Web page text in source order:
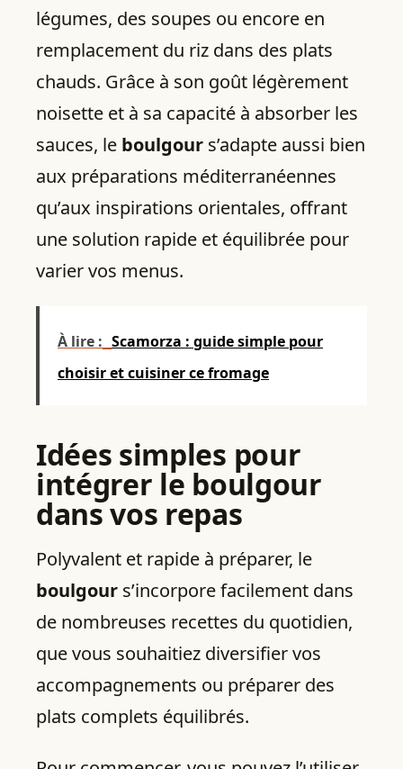
légumes, des soupes ou encore en
remplacement du riz dans des plats
chauds. Grâce à son goût légèrement
noisette et à sa capacité à absorber les
sauces, le boulgour s’adapte aussi bien
aux préparations méditerranéennes
qu’aux inspirations orientales, offrant
une solution rapide et équilibrée pour
varier vos menus.
À lire : Scamorza : guide simple pour
choisir et cuisiner ce fromage
Idées simples pour
intégrer le boulgour
dans vos repas
Polyvalent et rapide à préparer, le
boulgour s’incorpore facilement dans
de nombreuses recettes du quotidien,
que vous souhaitiez diversifier vos
accompagnements ou préparer des
plats complets équilibrés.